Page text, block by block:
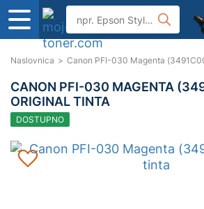
Naslovnica > Canon PFI-030 Magenta
CANON PFI-030 MAGENTA
ORIGINAL TINTA
DOSTUPNO